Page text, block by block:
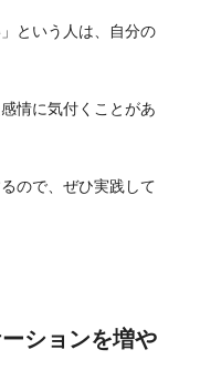
という人は、自分の
情に気付くことがあ
ので、ぜひ実践して
ションを増や